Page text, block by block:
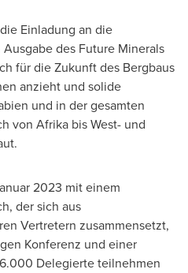
Einladung an die
des Future Minerals
für die Zukunft des Bergbaus
anzieht und solide
und in der gesamten
von Afrika bis West- und
2023 mit einem
der sich aus
Vertretern zusammensetzt,
Konferenz und einer
Delegierte teilnehmen